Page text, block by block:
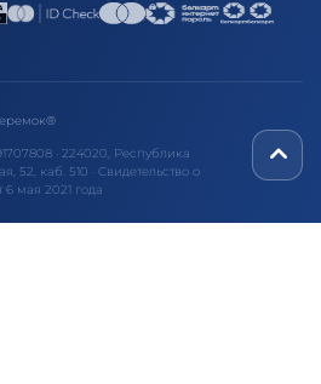
· 224020, Республика
52, каб. 510 · Свидетельство о
мая 2021 года